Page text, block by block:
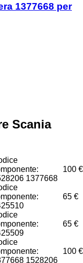
1377668 per
Scania
1377668
100 €
65 €
65 €
1528206
100 €